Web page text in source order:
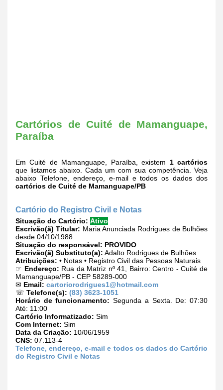
Cartórios de Cuité de Mamanguape,
Paraíba
Em Cuité de Mamanguape, Paraíba, existem 1 cartórios
que listamos abaixo. Cada um com sua competência. Veja
abaixo Telefone, endereço, e-mail e todos os dados dos
cartórios de Cuité de Mamanguape/PB
Cartório do Registro Civil e Notas
Situação do Cartório: Ativo
Escrivão(ã) Titular: Maria Anunciada Rodrigues de Bulhões
desde 04/10/1988
Situação do responsável: PROVIDO
Escrivão(ã) Substituto(a): Adalto Rodrigues de Bulhões
Atribuições: • Notas • Registro Civil das Pessoas Naturais
☞ Endereço: Rua da Matriz nº 41, Bairro: Centro - Cuité de
Mamanguape/PB - CEP 58289-000
✉ Email: cartoriorodrigues1@hotmail.com
☏ Telefone(s): (83) 3623-1051
Horário de funcionamento: Segunda a Sexta. De: 07:30
Até: 11:00
Cartório Informatizado: Sim
Com Internet: Sim
Data da Criação: 10/06/1959
CNS: 07.113-4
Telefone, endereço, e-mail e todos os dados do Cartório
do Registro Civil e Notas